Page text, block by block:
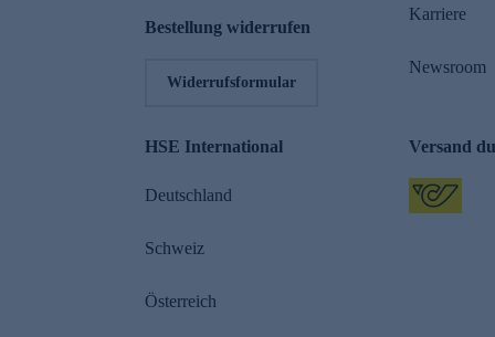
Bestellung widerrufen
Widerrufsformular
Karriere
Newsroom
HSE International
Deutschland
Schweiz
Österreich
Versand